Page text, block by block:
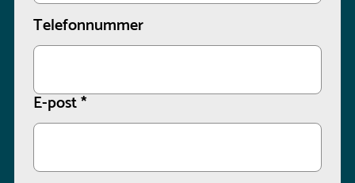
Telefonnummer
E-post*